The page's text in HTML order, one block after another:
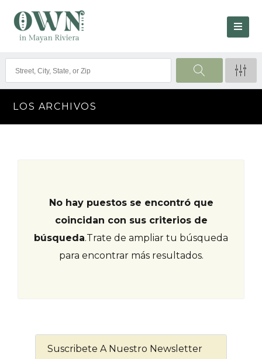
LOS ARCHIVOS
No hay puestos se encontró que
coincidan con sus criterios de
búsqueda.Trate de ampliar tu búsqueda
para encontrar más resultados.
Suscribete A Nuestro Newsletter